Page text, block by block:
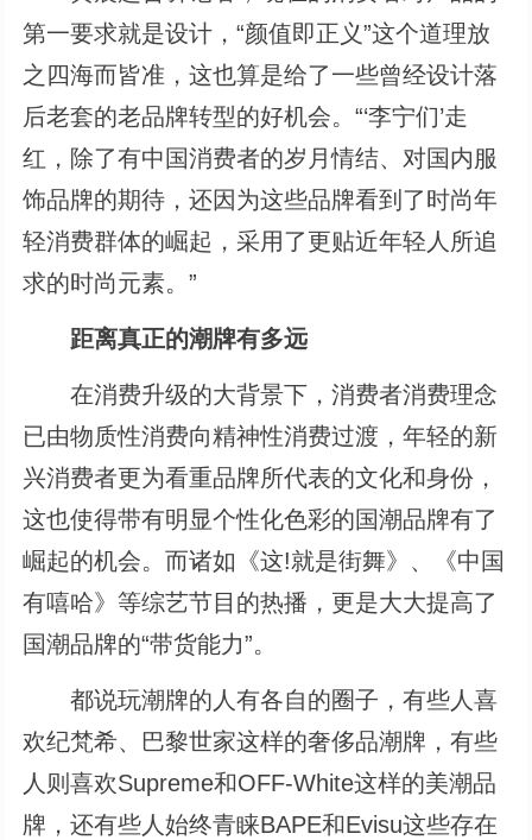
第一要求就是设计，“颜值即正义”这个道理放
之四海而皆准，这也算是给了一些曾经设计落
后老套的老品牌转型的好机会。“‘李宁们’走
红，除了有中国消费者的岁月情结、对国内服
饰品牌的期待，还因为这些品牌看到了时尚年
轻消费群体的崛起，采用了更贴近年轻人所追
求的时尚元素。”
距离真正的潮牌有多远
在消费升级的大背景下，消费者消费理念
已由物质性消费向精神性消费过渡，年轻的新
兴消费者更为看重品牌所代表的文化和身份，
这也使得带有明显个性化色彩的国潮品牌有了
崛起的机会。而诸如《这!就是街舞》、《中国
有嘻哈》等综艺节目的热播，更是大大提高了
国潮品牌的“带货能力”。
都说玩潮牌的人有各自的圈子，有些人喜
欢纪梵希、巴黎世家这样的奢侈品潮牌，有些
人则喜欢Supreme和OFF-White这样的美潮品
牌，还有些人始终青睐BAPE和Evisu这些存在